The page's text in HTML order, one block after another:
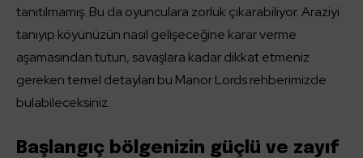
tanıtılmamış. Bu da oyunculara zorluk çıkarabiliyor. Araziyi
tanıyıp köyünüzün nasıl gelişeceğine karar verme
aşamasından tutun, savaşlara kadar dikkat etmeniz
gereken temel detayları bu Manor Lords rehberimizde
bulabileceksiniz.
Başlangıç bölgenizin güçlü ve zayıf